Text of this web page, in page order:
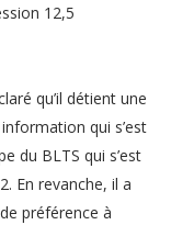
12,5
qu’il détient une
qui s’est
du BLTS qui s’est
En revanche, il a
préférence à